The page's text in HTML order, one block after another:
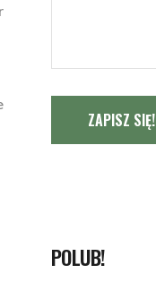
ZAPISZ SIĘ!
POLUB!